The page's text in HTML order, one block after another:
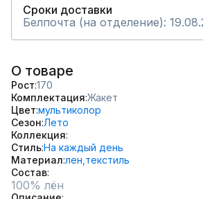
Сроки доставки
Белпочта (на отделение):
О товаре
Рост 170
Комплектация Жакет
Цвет мультиколор
Сезон Лето
Коллекция
СтильНа каждый день
Материал лен, текстиль
Состав
100% лён